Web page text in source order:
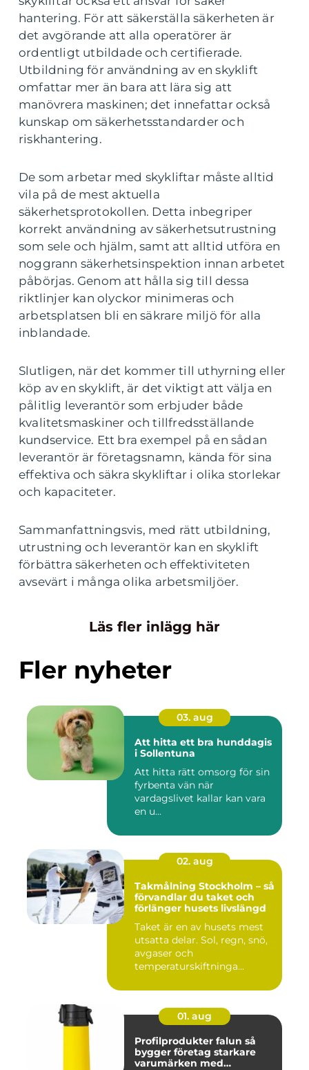
hantering. För att säkerställa säkerheten är
det avgörande att alla operatörer är
ordentligt utbildade och certifierade.
Utbildning för användning av en skyklift
omfattar mer än bara att lära sig att
manövrera maskinen; det innefattar också
kunskap om säkerhetsstandarder och
riskhantering.
De som arbetar med skykliftar måste alltid
vila på de mest aktuella
säkerhetsprotokollen. Detta inbegriper
korrekt användning av säkerhetsutrustning
som sele och hjälm, samt att alltid utföra en
noggrann säkerhetsinspektion innan arbetet
påbörjas. Genom att hålla sig till dessa
riktlinjer kan olyckor minimeras och
arbetsplatsen bli en säkrare miljö för alla
inblandade.
Slutligen, när det kommer till uthyrning eller
köp av en skyklift, är det viktigt att välja en
pålitlig leverantör som erbjuder både
kvalitetsmaskiner och tillfredsställande
kundservice. Ett bra exempel på en sådan
leverantör är företagsnamn, kända för sina
effektiva och säkra skykliftar i olika storlekar
och kapaciteter.
Sammanfattningsvis, med rätt utbildning,
utrustning och leverantör kan en skyklift
förbättra säkerheten och effektiviteten
avsevärt i många olika arbetsmiljöer.
Läs fler inlägg här
Fler nyheter
03. aug
Att hitta ett bra hunddagis
i Sollentuna
Att hitta rätt omsorg för sin
fyrbenta vän när
vardagslivet kallar kan vara
en u...
02. aug
Takmålning Stockholm – så
förvandlar du taket och
förlänger husets livslängd
Taket är en av husets mest
utsatta delar. Sol, regn, snö,
avgaser och
temperaturskiftninga...
01. aug
Profilprodukter falun så
bygger företag starkare
varumärken med